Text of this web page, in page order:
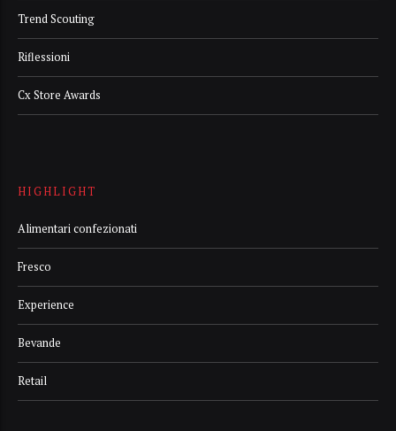
Trend Scouting
Riflessioni
Cx Store Awards
HIGHLIGHT
Alimentari confezionati
Fresco
Experience
Bevande
Retail